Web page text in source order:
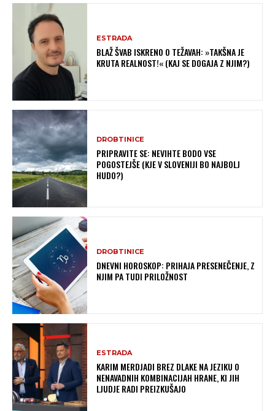
ESTRADA
BLAŽ ŠVAB ISKRENO O TEŽAVAH: »TAKŠNA JE
KRUTA REALNOST!« (KAJ SE DOGAJA Z NJIM?)
DROBTINICE
PRIPRAVITE SE: NEVIHTE BODO VSE
POGOSTEJŠE (KJE V SLOVENIJI BO NAJBOLJ
HUDO?)
DROBTINICE
DNEVNI HOROSKOP: PRIHAJA PRESENEČENJE, Z
NJIM PA TUDI PRILOŽNOST
ESTRADA
KARIM MERDJADI BREZ DLAKE NA JEZIKU O
NENAVADNIH KOMBINACIJAH HRANE, KI JIH
LJUDJE RADI PREIZKUŠAJO